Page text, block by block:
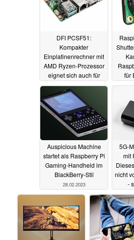
DFI PCSF51:
Kompakter
Einplatinenrechner mit
AMD Ryzen-Prozessor
eignet sich auch für
beengte Umgebungen
19.03.2023
für
Auspicious Machine
startet als Raspberry Pi
Gaming-Handheld im
BlackBerry-Stil
28.02.2023
5G-
mit
nicht
-